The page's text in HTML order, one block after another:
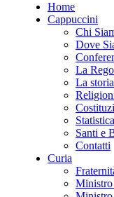
Home
Cappuccini
Chi
Dove
La
La
Statistica
Santi e
Contatti
Curia
Ministro